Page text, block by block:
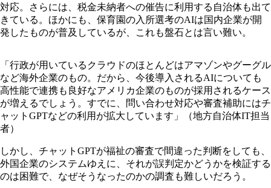
対応。さらには、税金未納者への催告に利用する自治体も出て
きている。ほかにも、保育園の入所選考のAIは国内企業が開
発したものが普及しているが、これも盤石とは言い難い。
「行政が用いているクラウドのほとんどはアマゾンやグーグル
など海外企業のもの。だから、今後導入されるAIについても
高性能で連携も良好なアメリカ企業のものが採用されるケース
が増えるでしょう。すでに、問い合わせ対応や審査補助にはチ
ャットGPTなどの利用が拡大しています」（地方自治体IT担当
者）
しかし、チャットGPTが福祉の審査で間違った判断をしても、
外国企業のシステムゆえに、それが誤判定かどうかを検証する
のは困難で、なぜそうなったのかの調査も難しいだろう。